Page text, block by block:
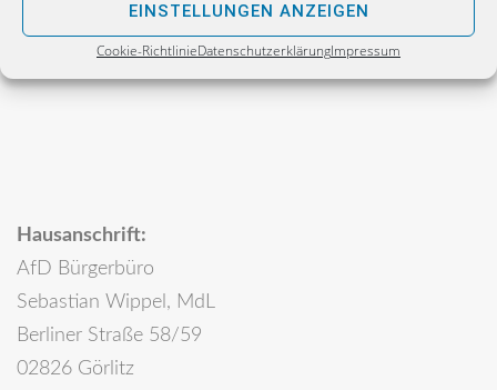
EINSTELLUNGEN ANZEIGEN
Cookie-RichtlinieDatenschutzerklärungImpressum
Postfach 30 06 17
02811 Görlitz
Hausanschrift:
AfD Bürgerbüro
Sebastian Wippel, MdL
Berliner Straße 58/59
02826 Görlitz